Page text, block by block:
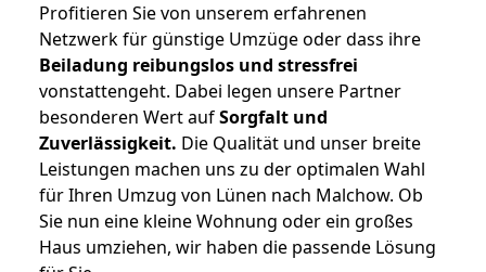
Profitieren Sie von unserem erfahrenen
Netzwerk für günstige Umzüge oder dass ihre
Beiladung reibungslos und stressfrei
vonstattengeht. Dabei legen unsere Partner
besonderen Wert aufSorgfalt und
Zuverlässigkeit. Die Qualität und unser breite
Leistungen machen uns zu der optimalen Wahl
für Ihren Umzug von Lünen nach Malchow. Ob
Sie nun eine kleine Wohnung oder ein großes
Haus umziehen, wir haben die passende Lösung